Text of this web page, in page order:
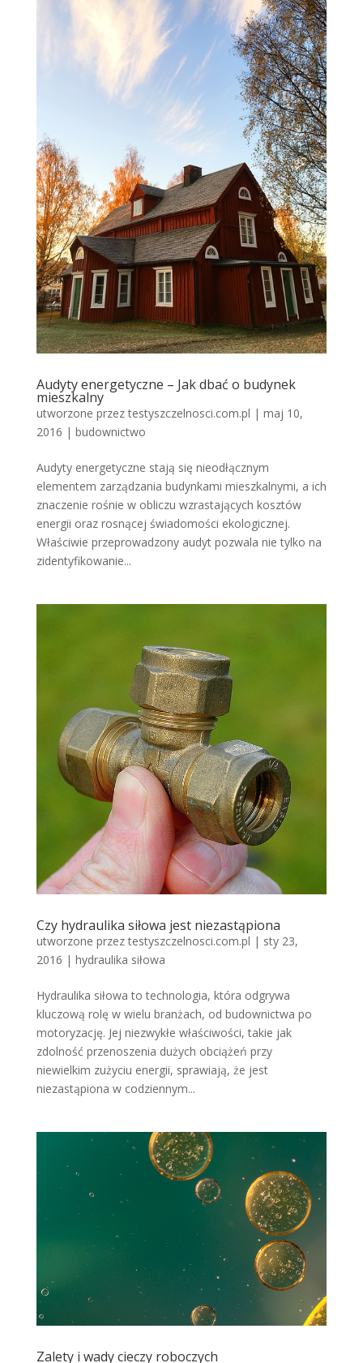
Audyty energetyczne – Jak dbać o budynek
mieszkalny
utworzone przeztestyszczelnosci.com.pl | maj 10,
2016 | budownictwo
Audyty energetyczne stają się nieodłącznym
elementem zarządzania budynkami mieszkalnymi, a ich
znaczenie rośnie w obliczu wzrastających kosztów
energii oraz rosnącej świadomości ekologicznej.
Właściwie przeprowadzony audyt pozwala nie tylko na
zidentyfikowanie...
Czy hydraulika siłowa jest niezastąpiona
utworzone przeztestyszczelnosci.com.pl | sty 23,
2016 | hydraulika siłowa
Hydraulika siłowa to technologia, która odgrywa
kluczową rolę w wielu branżach, od budownictwa po
motoryzację. Jej niezwykłe właściwości, takie jak
zdolność przenoszenia dużych obciążeń przy
niewielkim zużyciu energii, sprawiają, że jest
niezastąpiona w codziennym...
Zalety i wady cieczy roboczych